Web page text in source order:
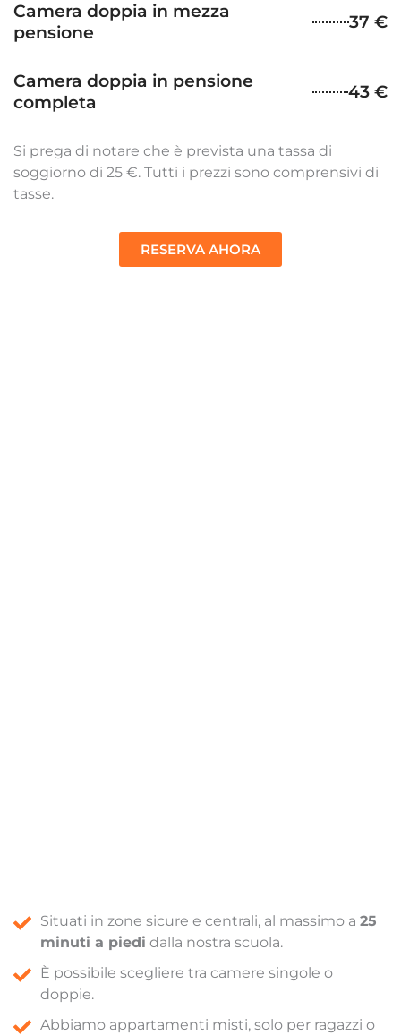
Camera doppia in mezza
pensione
37 €
Camera doppia in pensione
completa
43 €
Si prega di notare che è prevista una tassa di
soggiorno di 25 €. Tutti i prezzi sono comprensivi di
tasse.
RESERVA AHORA
Situati in zone sicure e centrali, al massimo a 25
minuti a piedi dalla nostra scuola.
È possibile scegliere tra camere singole o
doppie.
Abbiamo appartamenti misti, solo per ragazzi o